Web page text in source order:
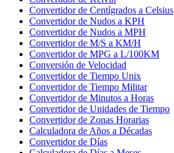
Convertidor de Centígrados a Celsius
Convertidor de Nudos a KPH
Convertidor de Nudos a MPH
Convertidor de M/S a KM/H
Convertidor de MPG a L/100KM
Conversión de Velocidad
Convertidor de Tiempo Unix
Convertidor de Tiempo Militar
Convertidor de Minutos a Horas
Convertidor de Unidades de Tiempo
Convertidor de Zonas Horarias
Calculadora de Años a Décadas
Convertidor de Días